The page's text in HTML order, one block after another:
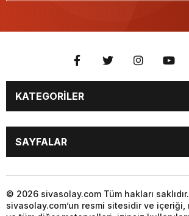
KATEGORİLER
GÜNDEM
SPOR
YEREL HABERLER
SAYFALAR
KÜNYE
İLETİŞİM
© 2026 sivasolay.com Tüm hakları
sivasolay.com’un resmi sitesidir ve içeriği,